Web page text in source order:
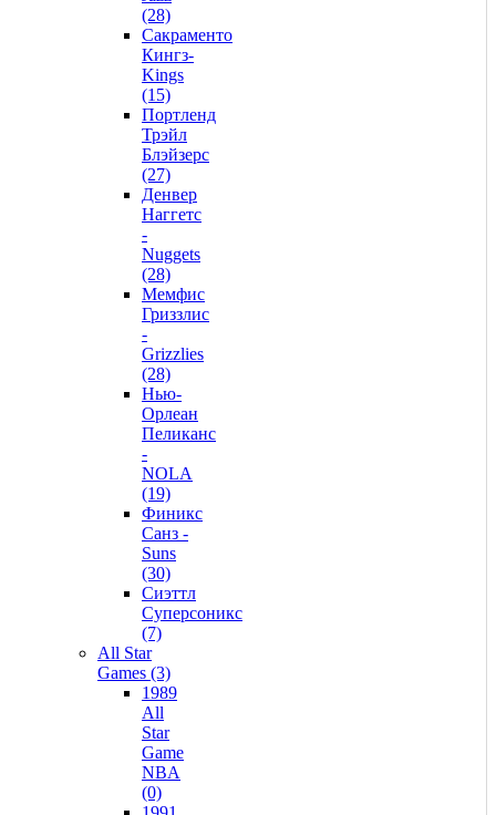
(28)
Сакраменто
Кингз-
Kings
(15)
Портленд
Трэйл
Блэйзерс
(27)
Денвер
Наггетс
-
Nuggets
(28)
Мемфис
Гриззлис
-
Grizzlies
(28)
Нью-
Орлеан
Пеликанс
-
NOLA
(19)
Финикс
Санз -
Suns
(30)
Сиэттл
Суперсоникс
(7)
All Star
Games (3)
1989
All
Star
Game
NBA
(0)